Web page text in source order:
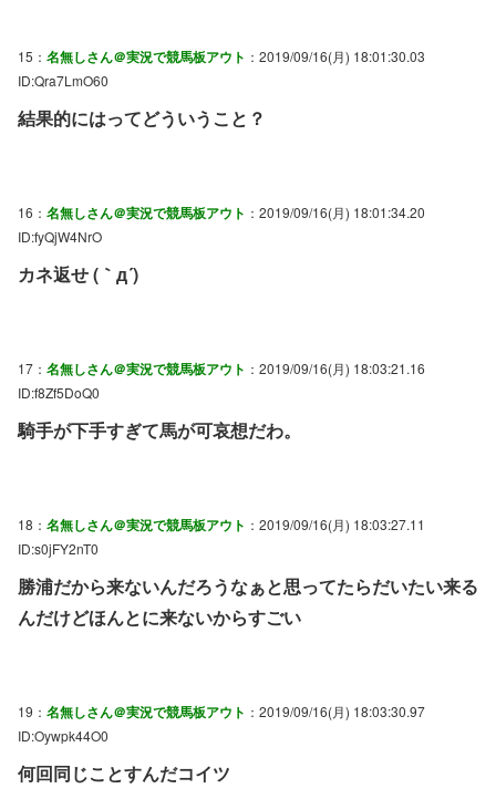
15： 名無しさん＠実況で競馬板アウト ：2019/09/16(月) 18:01:30.03
ID:Qra7LmO60
結果的にはってどういうこと？
16： 名無しさん＠実況で競馬板アウト ：2019/09/16(月) 18:01:34.20
ID:fyQjW4NrO
カネ返せ (｀д´)
17： 名無しさん＠実況で競馬板アウト ：2019/09/16(月) 18:03:21.16
ID:f8Zf5DoQ0
騎手が下手すぎて馬が可哀想だわ。
18： 名無しさん＠実況で競馬板アウト ：2019/09/16(月) 18:03:27.11
ID:s0jFY2nT0
勝浦だから来ないんだろうなぁと思ってたらだいたい来る
んだけどほんとに来ないからすごい
19： 名無しさん＠実況で競馬板アウト ：2019/09/16(月) 18:03:30.97
ID:Oywpk44O0
何回同じことすんだコイツ